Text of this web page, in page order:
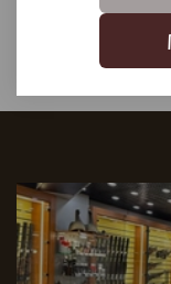
Написать отзыв